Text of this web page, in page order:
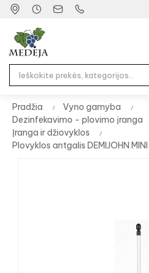
Pradžia
Vyno gamyba
Dezinfekavimo - plovimo įranga
Įranga ir džiovyklos
Plovyklos antgalis DEMIJOHN